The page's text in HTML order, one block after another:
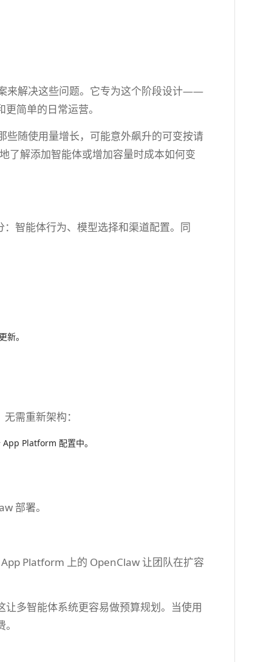
来解决这些问题。它专为这个阶段设计——
简单的日常运营。
随使用量增长，可能意外飙升的可变按请
了解添加智能体或增加容量时成本如何变
智能体行为、模型选择和渠道配置。同
。
需重新架构：
Platform 配置中。
部署。
Platform 上的 OpenClaw 让团队在扩容
多智能体系统更容易做预算规划。当使用